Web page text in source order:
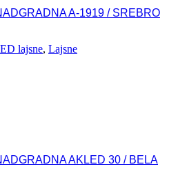
A-1919 / SREBRO
lajsne, Lajsne
AKLED 30 / BELA